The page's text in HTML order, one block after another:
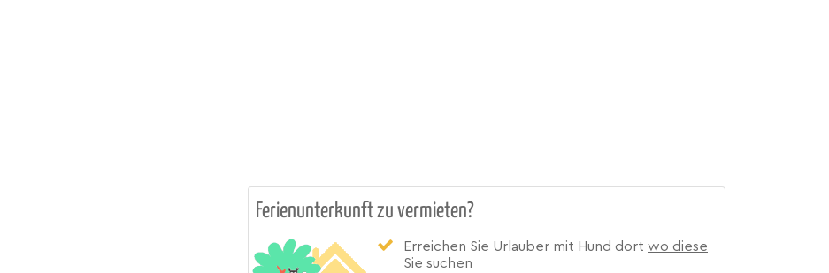
Ferienunterkunft zu vermieten?
Erreichen Sie Urlauber mit Hund dort wo diese
Sie suchen